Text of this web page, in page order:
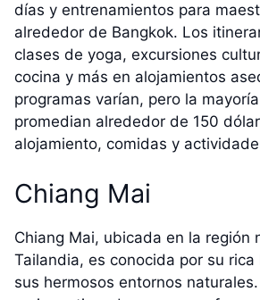
días y entrenamientos para
alrededor de Bangkok. Los
clases de yoga, excursiones
cocina y más en alojamientos
programas varían, pero la
promedian alrededor de 150
alojamiento, comidas y
Chiang Mai
Chiang Mai, ubicada en la región
Tailandia, es conocida por su
sus hermosos entornos